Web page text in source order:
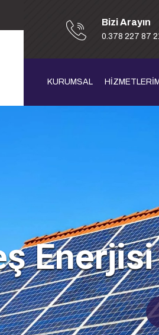
Bizi Arayın
0.378 227 87
KURUMSAL